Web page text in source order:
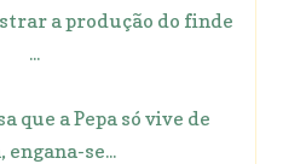
a produção do finde
...
que a Pepa só vive de
engana-se...